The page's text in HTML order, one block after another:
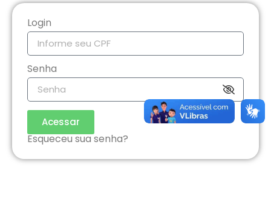
Login
Senha
Acessar
Esqueceu sua senha?